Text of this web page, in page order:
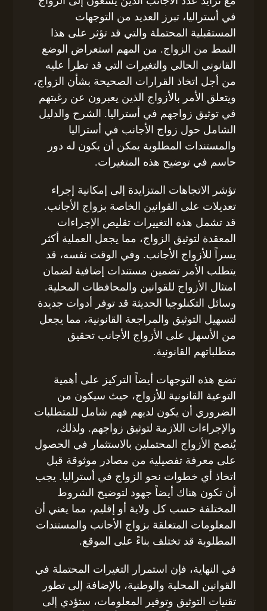
في أستراليا، تبرز العديد من التوجهات
المستقبلية المحتملة والتي قد تؤثر على هذا
النمط من الزواج. من المهم استعراض الوضع
القانوني الحالي والتغيرات التي قد تطرأ عليه
من أجل اتخاذ القرارات الصحيحة بشأن الزواج،
ويتعلق الأمر بالأزواج الذين يعبرون عن رغبتهم
في توثيق زواجهم في أستراليا. الشرح والدليل
الشامل حول زواج الأجانب في أستراليا
والمستندات المطلوبة يمكن أن يكون له دور
حاسم في توضيح هذه المتغيرات.
تؤشر الاتجاهات المتزايدة إلى إمكانية إجراء
تعديلات على القوانين الخاصة بزواج الأجانب.
قد تشمل هذه التغييرات تقليص الإجراءات
المعقدة لتوثيق الزواج، مما يجعل العملية أكثر
يسراً للأزواج الأجانب. وفي الوقت نفسه، قد
يتطلب الأمر تضمين مستندات إضافية لضمان
امتثال الأزواج للقوانين والمحافظات المحلية.
وسائل التكنلوجيا الحديثة قد توفر أدوات جديدة
لتسهيل التوثيق والمراجعة القانونية، مما يجعل
من الأسهل على الأزواج الأجانب تحقيق
متطلباتهم القانونية.
تضع هذه التوجهات أيضاً التركيز على أهمية
التوعية القانونية للأزواج، حيث سيكون من
الضروري أن يكون لديهم فهم شامل للمتطلبات
والإجراءات اللازمة لتوثيق زواجهم. ولذلك،
يُنصح الأزواج المحتملين بالاستثمار في الحصول
على معرفة تفصيلية من مصادر موثوقة قبل
اتخاذ أي خطوات نحو الزواج في أستراليا. يجب
أن تكون هناك أيضاً جهود لتوضيح الشروط
المختلفة حسب كل ولاية أو إقليم، مما يعني أن
المعلومات المتعلقة بزواج الأجانب والمستندات
المطلوبة قد تختلف بناءً على الموقع.
في النهاية، فإن استمرار التغيرات المحتملة في
القوانين المحلية والوطنية، بالإضافة إلى تطور
تقنيات التوثيق وتوفير المعلومات، ستؤدي إلى